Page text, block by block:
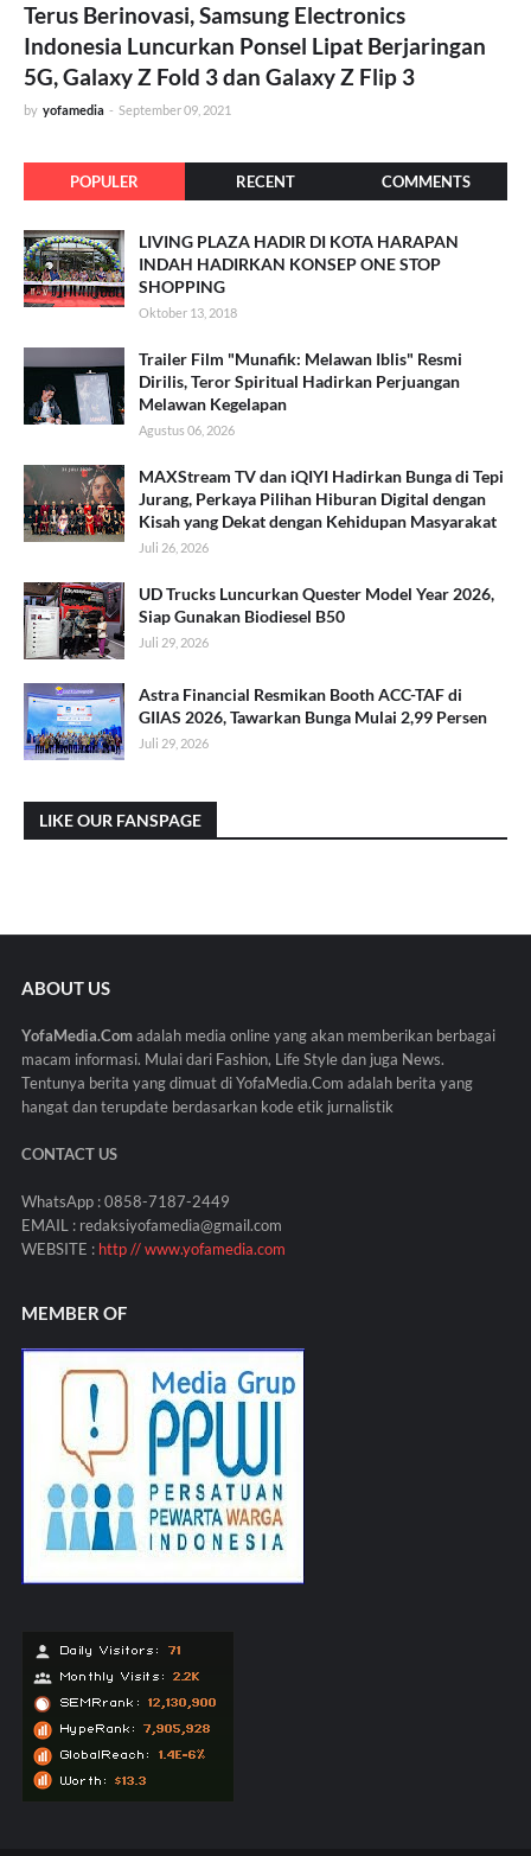
Terus Berinovasi, Samsung Electronics
Indonesia Luncurkan Ponsel Lipat Berjaringan
5G, Galaxy Z Fold 3 dan Galaxy Z Flip 3
by yofamedia - September 09, 2021
POPULER RECENT COMMENTS
LIVING PLAZA HADIR DI KOTA HARAPAN
INDAH HADIRKAN KONSEP ONE STOP
SHOPPING
Oktober 13, 2018
Trailer Film "Munafik: Melawan Iblis" Resmi
Dirilis, Teror Spiritual Hadirkan Perjuangan
Melawan Kegelapan
Agustus 06, 2026
MAXStream TV dan iQIYI Hadirkan Bunga di Tepi
Jurang, Perkaya Pilihan Hiburan Digital dengan
Kisah yang Dekat dengan Kehidupan Masyarakat
Juli 26, 2026
UD Trucks Luncurkan Quester Model Year 2026,
Siap Gunakan Biodiesel B50
Juli 29, 2026
Astra Financial Resmikan Booth ACC-TAF di
GIIAS 2026, Tawarkan Bunga Mulai 2,99 Persen
Juli 29, 2026
LIKE OUR FANSPAGE
ABOUT US
YofaMedia.Comadalah media online yang akan memberikan berbagai
macam informasi. Mulai dari Fashion, Life Style dan juga News.
Tentunya berita yang dimuat di YofaMedia.Com adalah berita yang
hangat dan terupdate berdasarkan kode etik jurnalistik
CONTACT US
WhatsApp : 0858-7187-2449
EMAIL : redaksiyofamedia@gmail.com
WEBSITE : http // www.yofamedia.com
MEMBER OF